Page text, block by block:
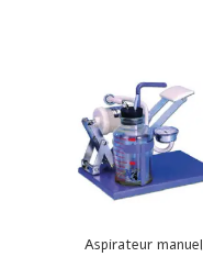
Aspirateur manuel